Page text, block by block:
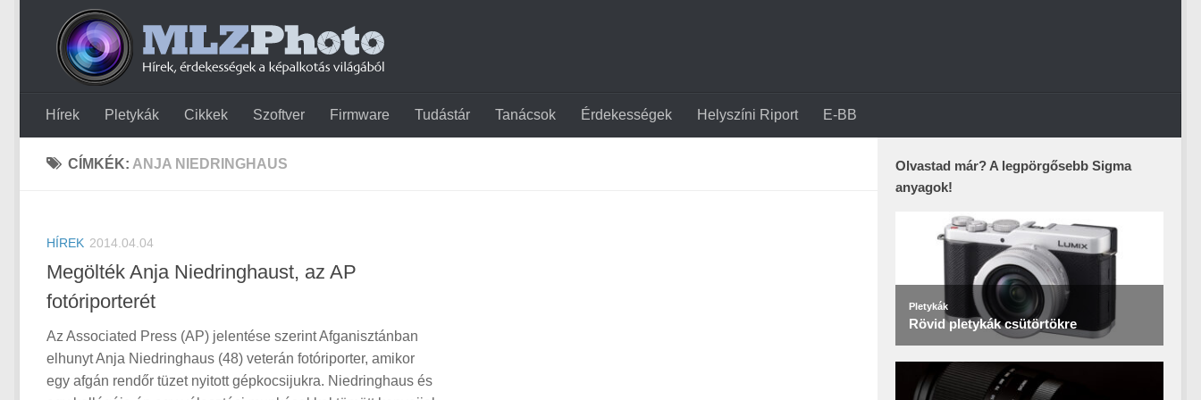
Hírek Pletykák Cikkek Szoftver Firmware Tudástár Tanácsok Érdekességek Helyszíni Riport E-BB
CÍMKÉK: ANJA NIEDRINGHAUS
HÍREK 2014.04.04
Megölték Anja Niedringhaust, az AP
fotóriporterét
Az Associated Press (AP) jelentése szerint Afganisztánban
elhunyt Anja Niedringhaus (48) veterán fotóriporter, amikor
egy afgán rendőr tüzet nyitott gépkocsijukra. Niedringhaus és
Olvastad már? A legpörgősebb Sigma
anyagok!